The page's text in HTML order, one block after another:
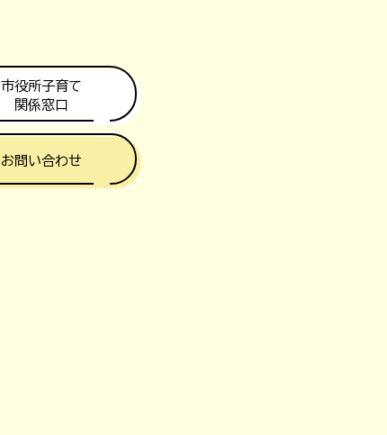
市役所子育て
関係窓口
お問い合わせ